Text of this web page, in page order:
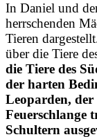
In Daniel und
herrschenden
Tieren
über die Tiere
die Tiere des
der harten
Leoparden,
Feuerschlange
Schultern